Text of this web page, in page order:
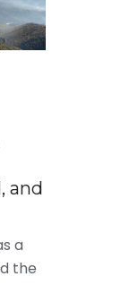
and
a
the